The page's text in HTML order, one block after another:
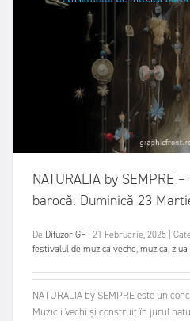
NATURALIA by SEMPRE
barocă. Duminică 23
De Difuzor GF | 21 Februarie, 2025 |
festivalul de muzica veche,muzica,ziua
NATURALIA by SEMPRE este un
Muzicii Vechi și construit în jurul